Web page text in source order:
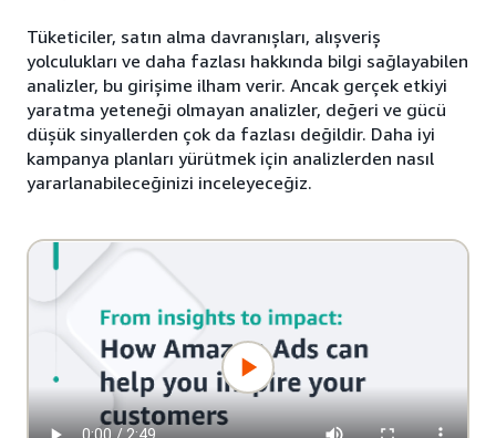
Tüketiciler, satın alma davranışları, alışveriş
yolculukları ve daha fazlası hakkında bilgi sağlayabilen
analizler, bu girişime ilham verir. Ancak gerçek etkiyi
yaratma yeteneği olmayan analizler, değeri ve gücü
düşük sinyallerden çok da fazlası değildir. Daha iyi
kampanya planları yürütmek için analizlerden nasıl
yararlanabileceğinizi inceleyeceğiz.